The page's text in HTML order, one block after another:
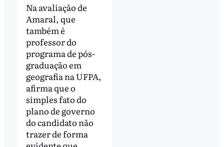
Na avaliação de
Amaral, que
também é
professor do
programa de pós-
graduação em
geografia na UFPA,
afirma que o
simples fato do
plano de governo
do candidato não
trazer de forma